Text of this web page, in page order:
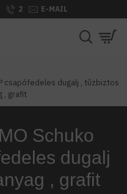
2 E-MAIL
csapófedeles dugalj , tűzbiztos
, grafit
Schuko
dugalj
, grafit